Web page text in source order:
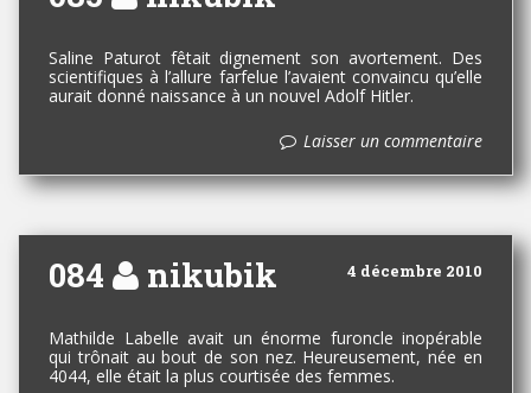
Saline Paturot fêtait dignement son avortement. Des
scientifiques à l’allure farfelue l’avaient convaincu qu’elle
aurait donné naissance à un nouvel Adolf Hitler.
Laisser un commentaire
084 4 décembre 2010
nikubik
Mathilde Labelle avait un énorme furoncle inopérable
qui trônait au bout de son nez. Heureusement, née en
4044, elle était la plus courtisée des femmes.